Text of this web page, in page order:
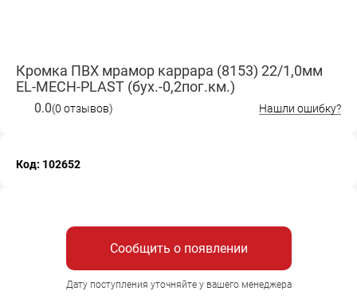
Кромка ПВХ мрамор каррара (8153) 22/1,0мм
EL-MECH-PLAST (бух.-0,2пог.км.)
0.0(0 отзывов) Нашли ошибку?
Код: 102652
Сообщить о появлении
Дату поступления уточняйте у вашего менеджера